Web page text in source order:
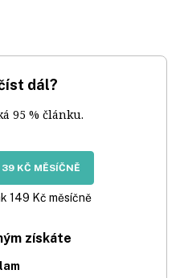
dál?
95 % článku.
KČ MĚSÍČNĚ
149 Kč měsíčně
získáte